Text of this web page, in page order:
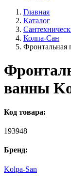
Главная
Каталог
Колпа-Сан
Фронтальная
ванны
Код товара:
193948
Бренд:
Kolpa-San